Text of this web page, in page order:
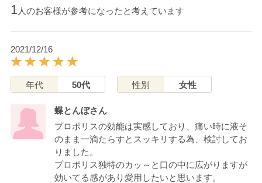
1 人のお客様が参考になったと考えています
2021/12/16
年代 50代 性別 女性
蝶とんぼさん
プロポリスの効能は実感しており、痛い時に液そ
のまま一滴たらすとスッキリする為、検討してお
りました。
プロポリス独特のカッ～と口の中に広がりますが
効いてる感があり愛用したいと思います。